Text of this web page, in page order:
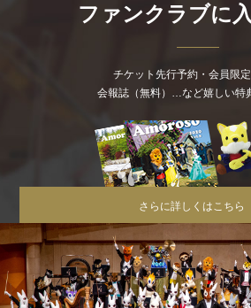
ファンクラブに
チケット先行予約・会員限
会報誌（無料）…など嬉しい特
さらに詳しくはこちら